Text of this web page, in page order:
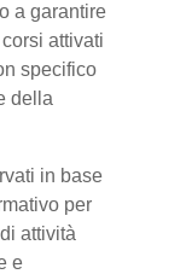
a garantire
attivati
specifico
della
in base
per
attività
e